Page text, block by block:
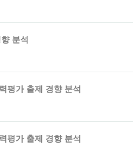
분석
평가 출제 경향 분석
평가 출제 경향 분석